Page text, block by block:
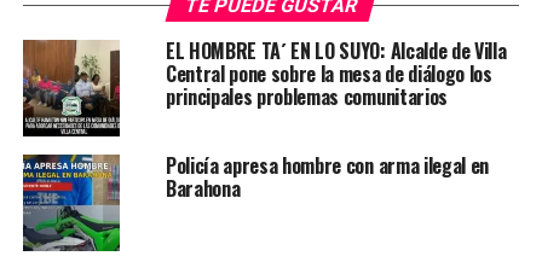
TE PUEDE GUSTAR
EL HOMBRE TA´ EN LO SUYO: Alcalde de Villa
Central pone sobre la mesa de diálogo los
principales problemas comunitarios
Policía apresa hombre con arma ilegal en
Barahona